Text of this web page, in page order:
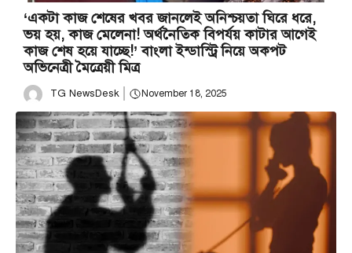
‘একটা কাজ শেষের খবর জানলেই অনিশ্চয়তা ঘিরে ধরে,
ভয় হয়, কাজ মেলেনা! অর্থনৈতিক বিপর্যয় কাটার আগেই
কাজ শেষ হয়ে যাচ্ছে!’ বাংলা ইন্ডাস্ট্রি নিয়ে অকপট
অভিনেত্রী মৈত্রেয়ী মিত্র
TG NewsDesk November 18, 2025